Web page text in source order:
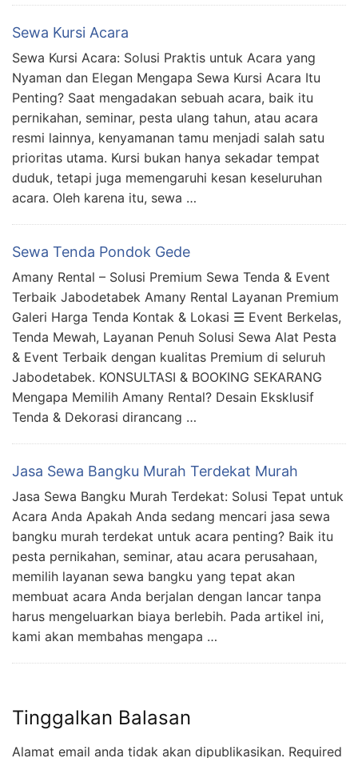
Sewa Kursi Acara
Sewa Kursi Acara: Solusi Praktis untuk Acara yang
Nyaman dan Elegan Mengapa Sewa Kursi Acara Itu
Penting? Saat mengadakan sebuah acara, baik itu
pernikahan, seminar, pesta ulang tahun, atau acara
resmi lainnya, kenyamanan tamu menjadi salah satu
prioritas utama. Kursi bukan hanya sekadar tempat
duduk, tetapi juga memengaruhi kesan keseluruhan
acara. Oleh karena itu, sewa …
Sewa Tenda Pondok Gede
Amany Rental – Solusi Premium Sewa Tenda & Event
Terbaik Jabodetabek Amany Rental Layanan Premium
Galeri Harga Tenda Kontak & Lokasi ☰ Event Berkelas,
Tenda Mewah, Layanan Penuh Solusi Sewa Alat Pesta
& Event Terbaik dengan kualitas Premium di seluruh
Jabodetabek. KONSULTASI & BOOKING SEKARANG
Mengapa Memilih Amany Rental? Desain Eksklusif
Tenda & Dekorasi dirancang …
Jasa Sewa Bangku Murah Terdekat Murah
Jasa Sewa Bangku Murah Terdekat: Solusi Tepat untuk
Acara Anda Apakah Anda sedang mencari jasa sewa
bangku murah terdekat untuk acara penting? Baik itu
pesta pernikahan, seminar, atau acara perusahaan,
memilih layanan sewa bangku yang tepat akan
membuat acara Anda berjalan dengan lancar tanpa
harus mengeluarkan biaya berlebih. Pada artikel ini,
kami akan membahas mengapa …
Tinggalkan Balasan
Alamat email anda tidak akan dipublikasikan. Required